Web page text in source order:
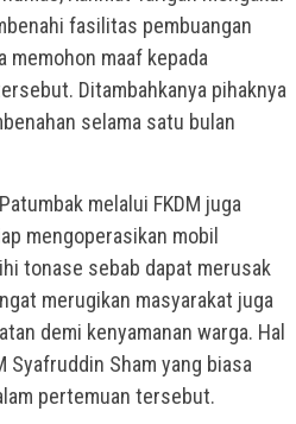
fasilitas pembuangan
memohon maaf kepada
Ditambahkanya pihaknya
selama satu bulan
melalui FKDM juga
mengoperasikan mobil
tonase sebab dapat merusak
merugikan masyarakat juga
demi kenyamanan warga. Hal
Syafruddin Sham yang biasa
pertemuan tersebut.